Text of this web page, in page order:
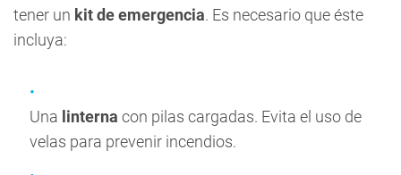
tener un kit de emergencia. Es necesario que éste
incluya:
Una linterna con pilas cargadas. Evita el uso de
velas para prevenir incendios.